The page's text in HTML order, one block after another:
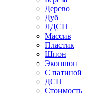
Дерево
Дуб
ЛДСП
Массив
Пластик
Шпон
Экошпон
С патиной
ДСП
Стоимость